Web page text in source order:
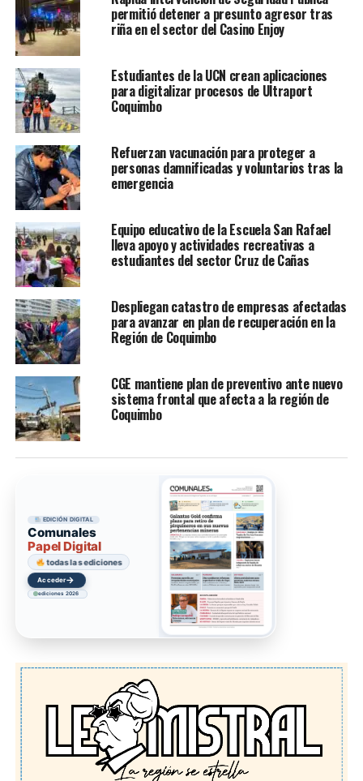
permitió detener a presunto agresor tras
riña en el sector del Casino Enjoy
Estudiantes de la UCN crean aplicaciones
para digitalizar procesos de Ultraport
Coquimbo
Refuerzan vacunación para proteger a
personas damnificadas y voluntarios tras la
emergencia
Equipo educativo de la Escuela San Rafael
lleva apoyo y actividades recreativas a
estudiantes del sector Cruz de Cañas
Despliegan catastro de empresas afectadas
para avanzar en plan de recuperación en la
Región de Coquimbo
CGE mantiene plan de preventivo ante nuevo
sistema frontal que afecta a la región de
Coquimbo
EDICIÓN DIGITAL
Comunales
Papel Digital
todas las ediciones
Acceder→
ediciones 2026